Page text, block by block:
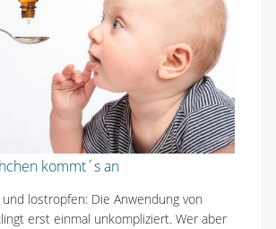
kommt´s an
lostropfen: Die Anwendung von
erst einmal unkompliziert. Wer aber